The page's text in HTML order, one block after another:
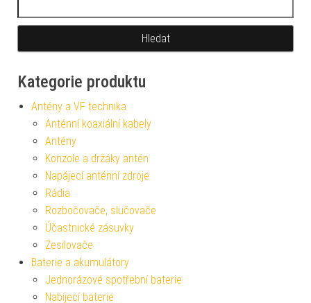
Kategorie produktu
Antény a VF technika
Anténní koaxiální kabely
Antény
Konzole a držáky antén
Napájecí anténní zdroje
Rádia
Rozbočovače, slučovače
Účastnické zásuvky
Zesilovače
Baterie a akumulátory
Jednorázové spotřební baterie
Nabíjecí baterie